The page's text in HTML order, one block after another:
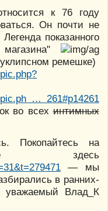
к 76 году
Он почти не
показанного
ремешке)
… 261#p14261
во всехинтимных
Покопайтесь на
здесь
— мы
в ранних-
Влад_К